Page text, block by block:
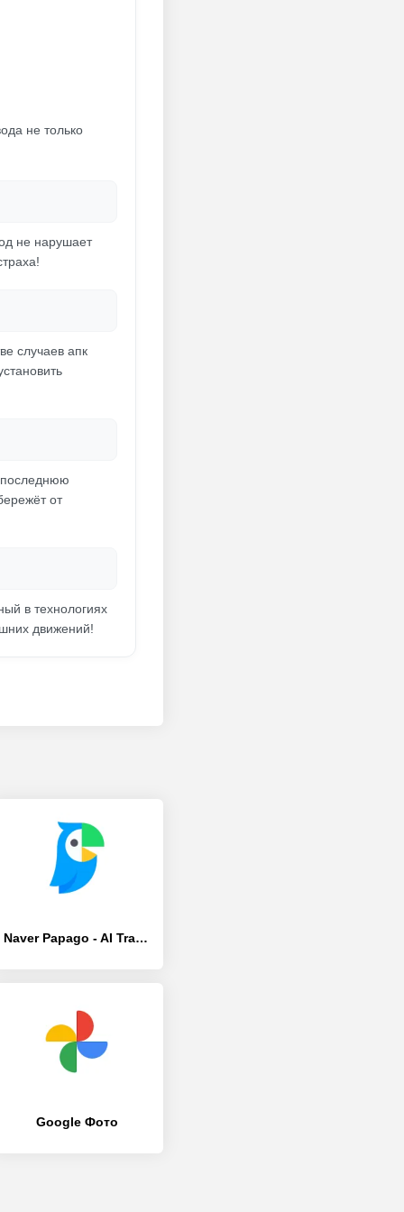
не только
не нарушает
случаев апк
последнюю
от
в технологиях
движений!
Naver Papago - AI Translator
Google Фото